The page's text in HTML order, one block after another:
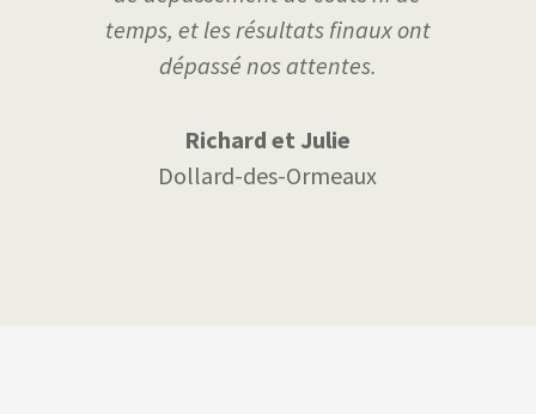
temps, et les résultats finaux ont
dépassé nos attentes.
Richard et Julie
Dollard-des-Ormeaux